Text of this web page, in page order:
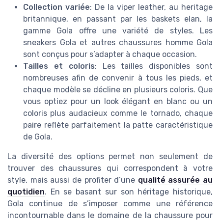
Collection variée: De la viper leather, au heritage
britannique, en passant par les baskets elan, la
gamme Gola offre une variété de styles. Les
sneakers Gola et autres chaussures homme Gola
sont conçus pour s’adapter à chaque occasion.
Tailles et coloris: Les tailles disponibles sont
nombreuses afin de convenir à tous les pieds, et
chaque modèle se décline en plusieurs coloris. Que
vous optiez pour un look élégant en blanc ou un
coloris plus audacieux comme le tornado, chaque
paire reflète parfaitement la patte caractéristique
de Gola.
La diversité des options permet non seulement de
trouver des chaussures qui correspondent à votre
style, mais aussi de profiter d’une qualité assurée au
quotidien. En se basant sur son héritage historique,
Gola continue de s’imposer comme une référence
incontournable dans le domaine de la chaussure pour